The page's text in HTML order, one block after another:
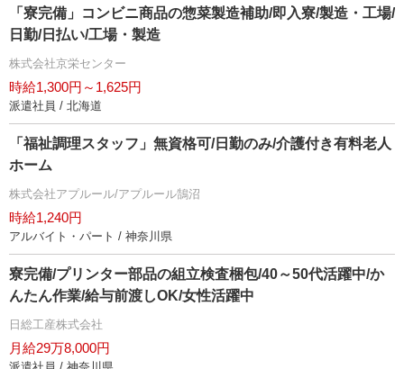
「寮完備」コンビニ商品の惣菜製造補助/即入寮/製造・工場/
日勤/日払い/工場・製造
株式会社京栄センター
時給1,300円～1,625円
派遣社員 / 北海道
「福祉調理スタッフ」無資格可/日勤のみ/介護付き有料老人
ホーム
株式会社アプルール/アプルール鵠沼
時給1,240円
アルバイト・パート / 神奈川県
寮完備/プリンター部品の組立検査梱包/40～50代活躍中/か
んたん作業/給与前渡しOK/女性活躍中
日総工産株式会社
月給29万8,000円